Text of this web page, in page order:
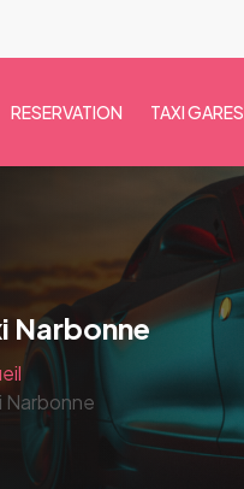
RESERVATION TAXI GARES
Narbonne
Narbonne